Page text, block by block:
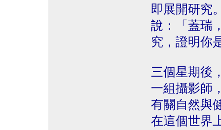
即展開研究
說：「蓋瑞
究，證明你
三個星期後
一組攝影師
有關自然與
在這個世界